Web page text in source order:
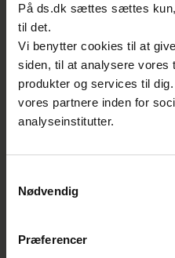
På ds.dk sættes sættes
til det.
Vi benytter cookies til at
siden, til at analysere vores
produkter og services til
vores partnere inden for
analyseinstitutter.
Nødvendig
Præferencer
CEN/TC 332
ISO/TC 48
related apparatus
Målgruppe
Sammen sætter